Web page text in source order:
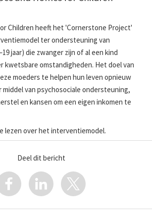
Children heeft het 'Cornerstone Project'
ter ondersteuning van
jaar) die zwanger zijn of al een kind
kwetsbare omstandigheden. Het doel van
moeders te helpen hun leven opnieuw
van psychosociale ondersteuning,
en kansen om een eigen inkomen te
lezen over het interventiemodel.
Deel dit bericht